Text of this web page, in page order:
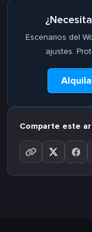
Escenarios del
ajustes.
Comparte este